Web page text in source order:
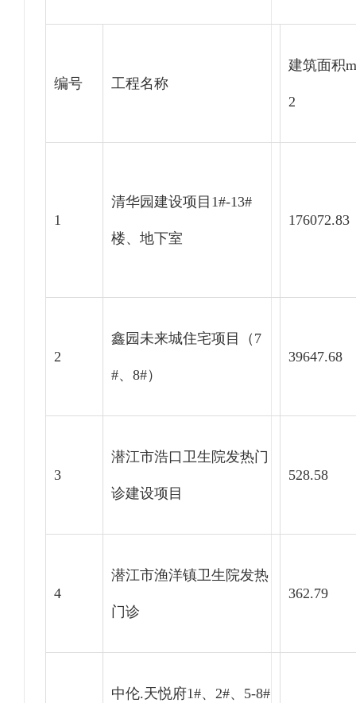
编号 工程名称
建筑面积m
2
1
清华园建设项目1#-13#
楼、地下室
176072.83
2
鑫园未来城住宅项目（7
#、8#）
39647.68
3
潜江市浩口卫生院发热门
诊建设项目
528.58
4
潜江市渔洋镇卫生院发热
门诊
362.79
中伦.天悦府1#、2#、5-8#